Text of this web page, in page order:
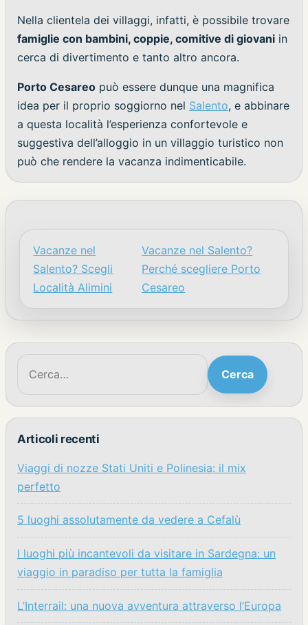
Nella clientela dei villaggi, infatti, è possibile trovare
famiglie con bambini, coppie, comitive di giovani in
cerca di divertimento e tanto altro ancora.
Porto Cesareo può essere dunque una magnifica
idea per il proprio soggiorno nel Salento, e abbinare
a questa località l’esperienza confortevole e
suggestiva dell’alloggio in un villaggio turistico non
può che rendere la vacanza indimenticabile.
Navigazione articoli
Vacanze nel
Salento? Scegli
Località Alimini
Vacanze nel Salento?
Perché scegliere Porto
Cesareo
Cerca:
Cerca
Articoli recenti
Viaggi di nozze Stati Uniti e Polinesia: il mix
perfetto
5 luoghi assolutamente da vedere a Cefalù
I luoghi più incantevoli da visitare in Sardegna: un
viaggio in paradiso per tutta la famiglia
L’Interrail: una nuova avventura attraverso l’Europa